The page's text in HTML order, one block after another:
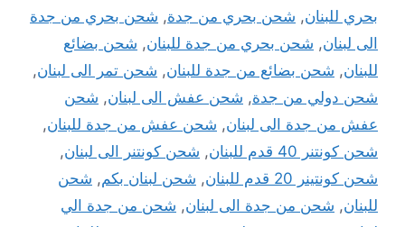
بحري للبنان, شحن بحري من جدة, شحن بحري من جدة
الى لبنان, شحن بحري من جدة للبنان, شحن بضائع
للبنان, شحن بضائع من جدة للبنان, شحن تمر الى لبنان,
شحن دولي من جدة, شحن عفش الى لبنان, شحن
عفش من جدة الى لبنان, شحن عفش من جدة للبنان,
شحن كونتنر 40 قدم للبنان
, شحن كونتنر الى لبنان,
شحن كونتينر 20 قدم للبنان
, شحن لبنان بكم, شحن
للبنان, شحن من جدة الى لبنان, شحن من جدة الي